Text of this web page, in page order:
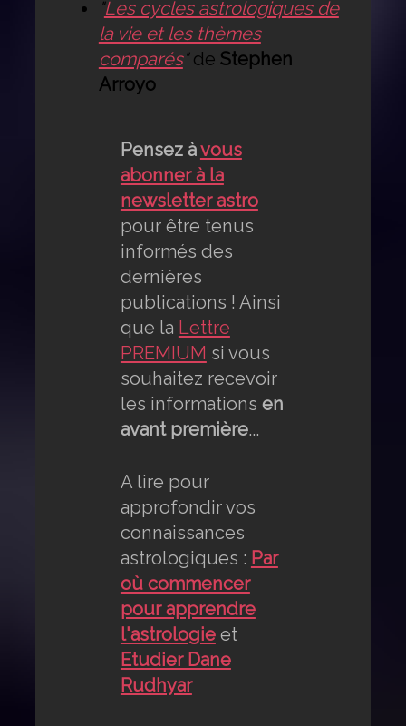
"Les cycles astrologiques de
la vie et les thèmes
comparés"de Stephen
Arroyo
Pensez àvous
abonner à la
newsletter astro
pour être tenus
informés des
dernières
publications ! Ainsi
que la Lettre
PREMIUM si vous
souhaitez recevoir
les informations en
avant première...
A lire pour
approfondir vos
connaissances
astrologiques : Par
où commencer
pour apprendre
l'astrologieet
Etudier Dane
Rudhyar